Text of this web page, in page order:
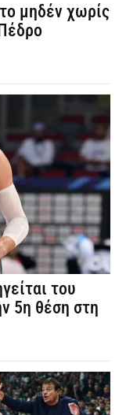
μηδέν χωρίς
του
5η θέση στη